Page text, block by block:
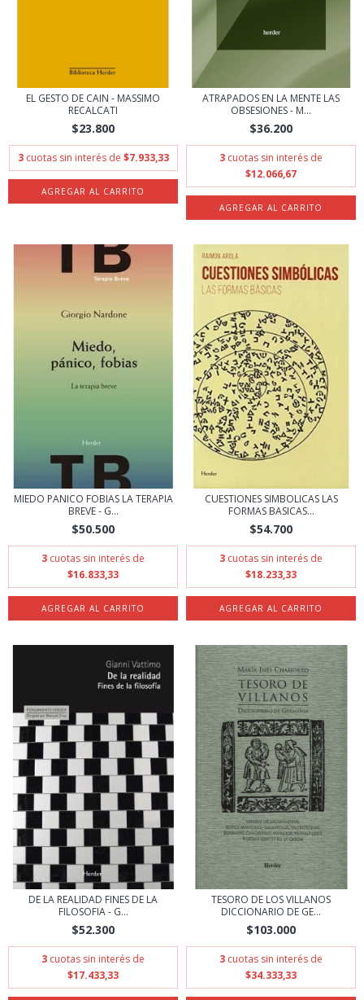
EL GESTO DE CAIN - MASSIMO
RECALCATI
$23.800
3 cuotas sin interés de $7.933,33
ATRAPADOS EN LA MENTE LAS
OBSESIONES - M...
$36.200
3 cuotas sin interés de
$12.066,67
MIEDO PANICO FOBIAS LA TERAPIA
BREVE - G...
$50.500
3 cuotas sin interés de
$16.833,33
CUESTIONES SIMBOLICAS LAS
FORMAS BASICAS...
$54.700
3 cuotas sin interés de
$18.233,33
DE LA REALIDAD FINES DE LA
FILOSOFIA - G...
$52.300
3 cuotas sin interés de
$17.433,33
TESORO DE LOS VILLANOS
DICCIONARIO DE GE...
$103.000
3 cuotas sin interés de
$34.333,33